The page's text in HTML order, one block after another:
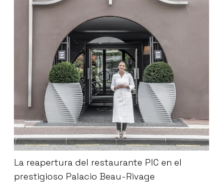
La reapertura del restaurante PIC en el
prestigioso Palacio Beau-Rivage